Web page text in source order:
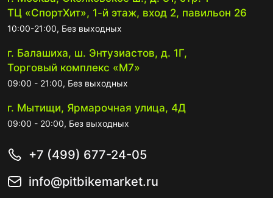
ТЦ «СпортХит», 1-й этаж, вход 2, павильон 26
10:00-21:00, Без выходных
г. Балашиха, ш. Энтузиастов, д. 1Г,
Торговый комплекс «М7»
09:00 - 21:00, Без выходных
г. Мытищи, Ярмарочная улица, 4Д
09:00 - 20:00, Без выходных
+7 (499) 677-24-05
info@pitbikemarket.ru